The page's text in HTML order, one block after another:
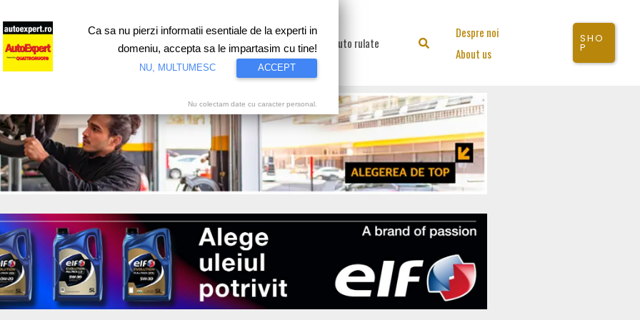
Test drive Motorsport Proiecte speciale Video Auto rulate Search
Despre noi
About us
SHO
P
Ca sa nu pierzi informatii esentiale de la experti in
domeniu, accepta sa le impartasim cu tine!
NU, MULTUMESC ACCEPT
Nu colectam date cu caracter personal.